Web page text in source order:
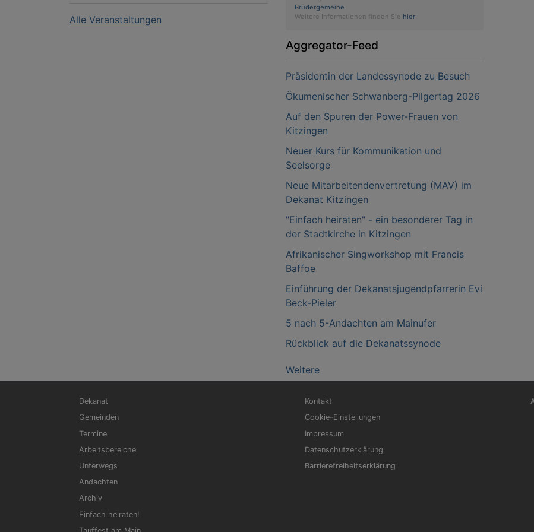
Alle Veranstaltungen
Brüdergemeine
Weitere Informationen finden Sie hier .
Aggregator-Feed
Präsidentin der Landessynode zu Besuch
Ökumenischer Schwanberg-Pilgertag 2026
Auf den Spuren der Power-Frauen von
Kitzingen
Neuer Kurs für Kommunikation und
Seelsorge
Neue Mitarbeitendenvertretung (MAV) im
Dekanat Kitzingen
"Einfach heiraten" - ein besonderer Tag in
der Stadtkirche in Kitzingen
Afrikanischer Singworkshop mit Francis
Baffoe
Einführung der Dekanatsjugendpfarrerin Evi
Beck-Pieler
5 nach 5-Andachten am Mainufer
Rückblick auf die Dekanatssynode
Weitere
Hauptnavigation
Dekanat
Gemeinden
Termine
Arbeitsbereiche
Unterwegs
Andachten
Archiv
Einfach heiraten!
Fußbereichsmenü
Kontakt
Cookie-Einstellungen
Impressum
Datenschutzerklärung
Barrierefreiheitserklärung